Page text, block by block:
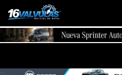
Saltar al contenido